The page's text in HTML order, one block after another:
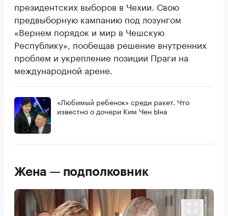
президентских выборов в Чехии. Свою
предвыборную кампанию под лозунгом
«Вернем порядок и мир в Чешскую
Республику», пообещав решение внутренних
проблем и укрепление позиции Праги на
международной арене.
«Любимый ребенок» среди ракет. Что
известно о дочери Ким Чен Ына
Жена — подполковник